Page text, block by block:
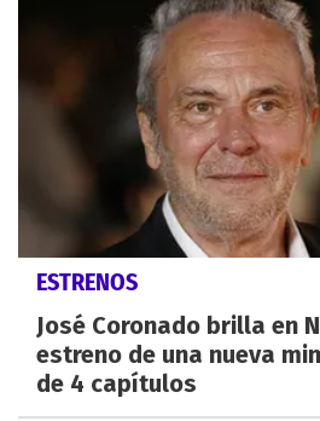
ESTRENOS
José Coronado brilla en
estreno de una nueva
de 4 capítulos